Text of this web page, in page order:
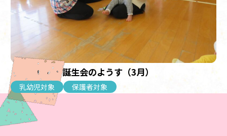
【乳幼児】お誕生会のようす（3月）
乳幼児対象 保護者対象